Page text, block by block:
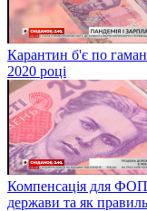
Карантин б'є по
2020 році
Компенсація для
держави та як